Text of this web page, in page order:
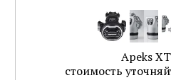
Apeks
стоимость